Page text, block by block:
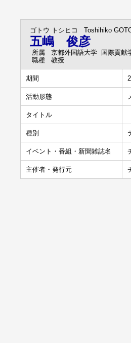
ゴトウ トシヒコ Toshihiko
五嶋 俊彦
所属
京都外国語大学 国際貢献
職種
教授
期間
活動形態
タイトル
種別
イベント・番組・新聞雑誌名
主催者・発行元